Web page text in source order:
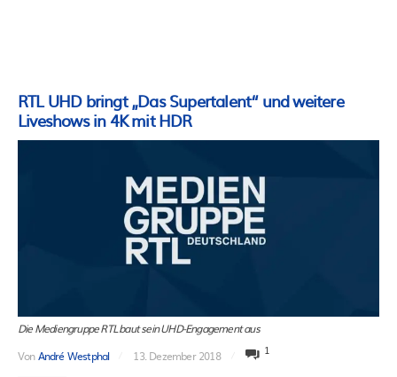
RTL UHD bringt „Das Supertalent“ und weitere
Liveshows in 4K mit HDR
Die Mediengruppe RTL baut sein UHD-Engagement aus
VonAndré Westphal 13. Dezember 2018 1